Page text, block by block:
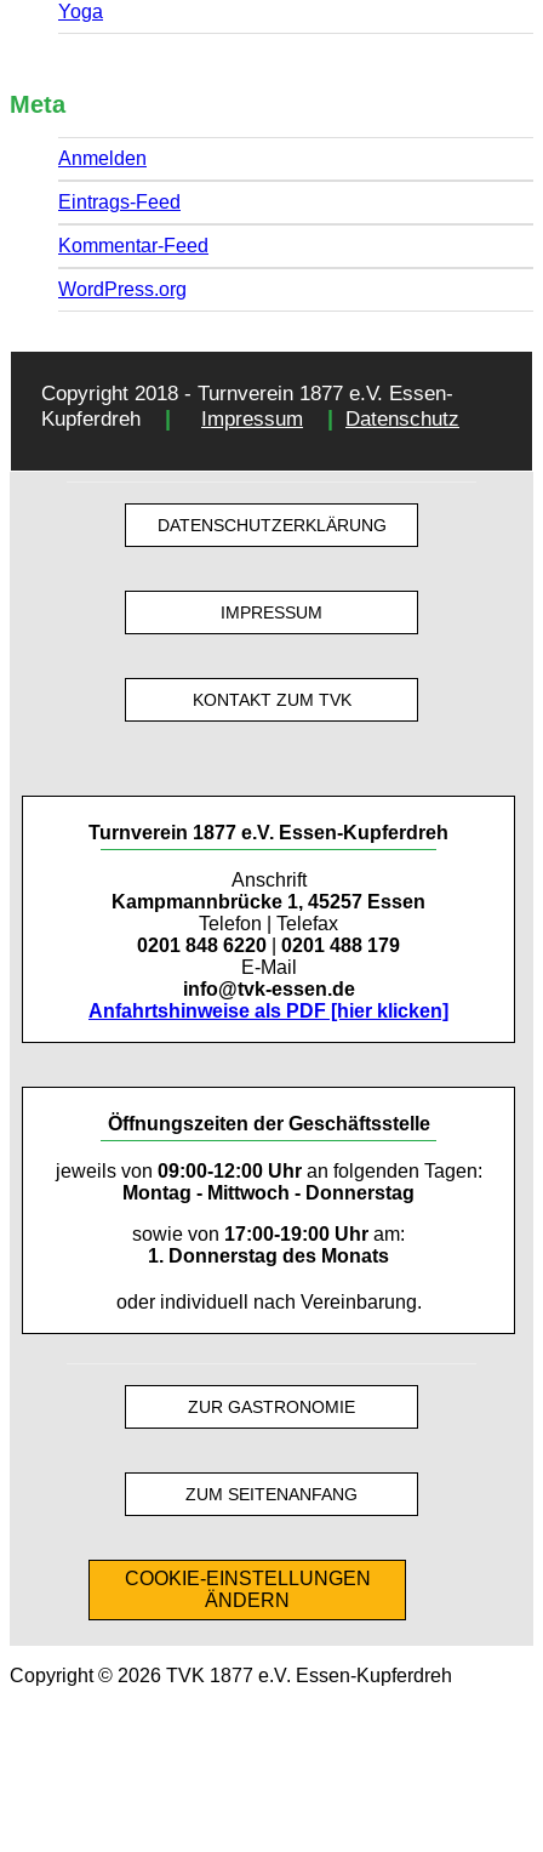
Yoga
Meta
Anmelden
Eintrags-Feed
Kommentar-Feed
WordPress.org
Copyright 2018 - Turnverein 1877 e.V. Essen-
Kupferdreh
| Impressum | Datenschutz
DATENSCHUTZERKLÄRUNG
IMPRESSUM
KONTAKT ZUM TVK
Turnverein 1877 e.V. Essen-Kupferdreh
Anschrift
Kampmannbrücke 1, 45257 Essen
Telefon | Telefax
0201 848 6220
0201 488 179
E-Mail
info@tvk-essen.de
Anfahrtshinweise als PDF [hier klicken]
Öffnungszeiten der Geschäftsstelle
jeweils von 09:00-12:00 Uhran folgenden Tagen:
Montag - Mittwoch - Donnerstag
sowie von 17:00-19:00 Uhr am:
1. Donnerstag des Monats
oder individuell nach Vereinbarung.
ZUR GASTRONOMIE
ZUM SEITENANFANG
COOKIE-EINSTELLUNGEN
ÄNDERN
Copyright © 2026 TVK 1877 e.V. Essen-Kupferdreh